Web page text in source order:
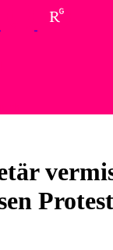
Protest